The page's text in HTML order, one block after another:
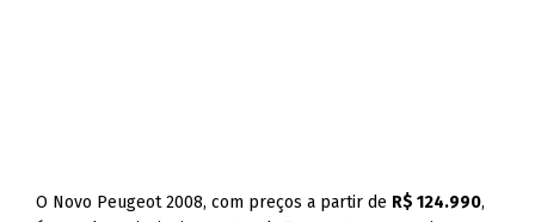
O Novo Peugeot 2008, com preços a partir de R$ 124.990,